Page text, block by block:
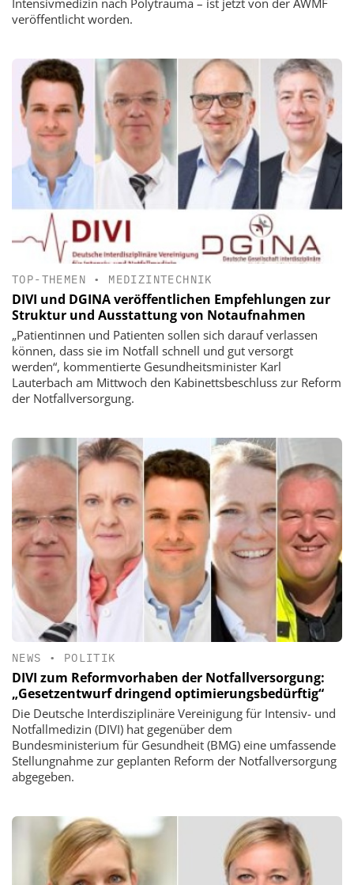
Intensivmedizin nach Polytrauma – ist jetzt von der AWMF
veröffentlicht worden.
TOP-THEMEN • MEDIZINTECHNIK
DIVI und DGINA veröffentlichen Empfehlungen zur
Struktur und Ausstattung von Notaufnahmen
„Patientinnen und Patienten sollen sich darauf verlassen
können, dass sie im Notfall schnell und gut versorgt
werden“, kommentierte Gesundheitsminister Karl
Lauterbach am Mittwoch den Kabinettsbeschluss zur Reform
der Notfallversorgung.
NEWS • POLITIK
DIVI zum Reformvorhaben der Notfallversorgung:
„Gesetzentwurf dringend optimierungsbedürftig“
Die Deutsche Interdisziplinäre Vereinigung für Intensiv- und
Notfallmedizin (DIVI) hat gegenüber dem
Bundesministerium für Gesundheit (BMG) eine umfassende
Stellungnahme zur geplanten Reform der Notfallversorgung
abgegeben.